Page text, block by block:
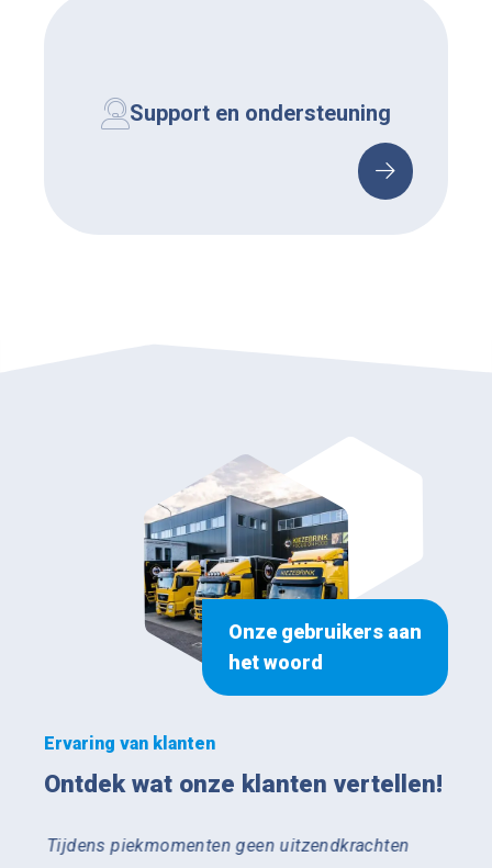
Support en ondersteuning
Onze gebruikers aan
het woord
Ervaring van klanten
Ontdek wat onze klanten vertellen!
Tijdens piekmomenten geen uitzendkrachten